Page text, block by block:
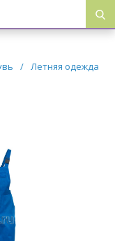
/ Летняя одежда